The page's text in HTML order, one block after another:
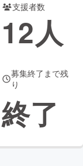
支援者数
12人
募集終了まで残
り
終了